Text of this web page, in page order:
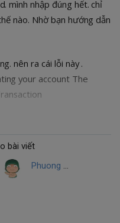
mình nhập đúng hết. chỉ
nào. Nhờ bạn hướng dẫn
nên ra cái lỗi này .
your account The
bài viết
Phuong Nguyen